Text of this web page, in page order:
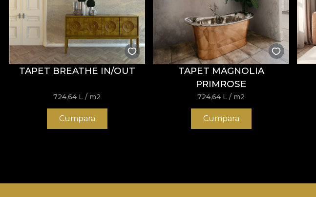
TAPET BREATHE IN/OUT
724,64 L / m2
Cumpara
TAPET MAGNOLIA
PRIMROSE
724,64 L / m2
Cumpara